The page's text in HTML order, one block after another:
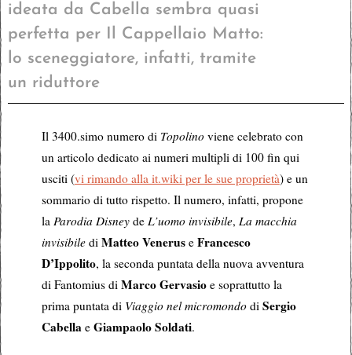
ideata da Cabella sembra quasi
perfetta per Il Cappellaio Matto:
lo sceneggiatore, infatti, tramite
un riduttore
Il 3400.simo numero di Topolinoviene celebrato con
un articolo dedicato ai numeri multipli di 100 fin qui
usciti (vi rimando alla it.wiki per le sue proprietà) e un
sommario di tutto rispetto. Il numero, infatti, propone
la Parodia Disneyde L’uomo invisibile, La macchia
invisibiledi Matteo Veneruse Francesco
D’Ippolito, la seconda puntata della nuova avventura
di Fantomius di Marco Gervasioe soprattutto la
prima puntata di Viaggio nel micromondodi Sergio
Cabella e Giampaolo Soldati.